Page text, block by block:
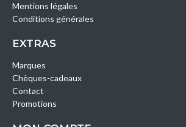
Mentions légales
Conditions générales
EXTRAS
Marques
Chèques-cadeaux
Contact
Promotions